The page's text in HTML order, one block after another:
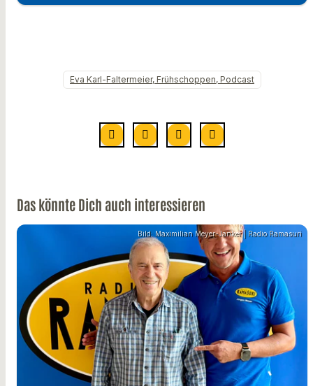
Eva Karl-Faltermeier, Frühschoppen, Podcast
Das könnte Dich auch interessieren
Bild: Maximilian Meyer-Janker | Radio Ramasuri